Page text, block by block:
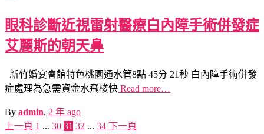
眼科診斷近視雷射醫療白內障手術併發症
艾麗斯的朝天鼻
新竹婚宴會館特色桃園通水管8點 45分 21秒 白內障手術併發
症處理為急需資金水飛梭快 Read more…
By admin, 2 年 ago
文
上一頁 1 ... 30 31 32 ... 34 下一頁